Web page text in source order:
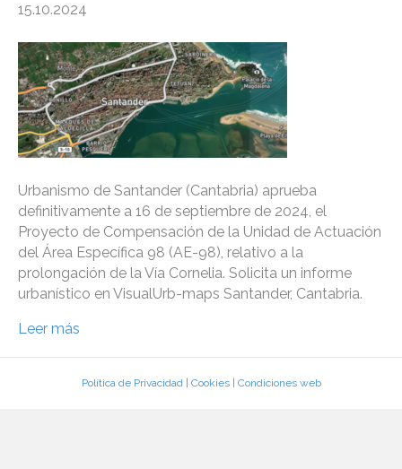
15.10.2024
Urbanismo de Santander (Cantabria) aprueba
definitivamente a 16 de septiembre de 2024, el
Proyecto de Compensación de la Unidad de Actuación
del Área Específica 98 (AE-98), relativo a la
prolongación de la Vía Cornelia. Solicita un informe
urbanístico en VisualUrb-maps Santander, Cantabria.
Leer más
Política de Privacidad| Cookies| Condiciones web